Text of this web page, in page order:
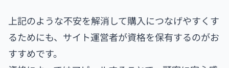
上記のような不安を解消して購入につなげやすくす
るためにも、サイト運営者が資格を保有するのがお
すすめです。